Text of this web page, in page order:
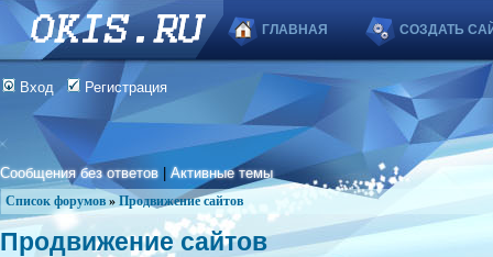
ГЛАВНАЯ СОЗДАТЬ
Вход Регистрация
Сообщения без ответов |Активные темы
Список форумов » Продвижение сайтов
Продвижение сайтов